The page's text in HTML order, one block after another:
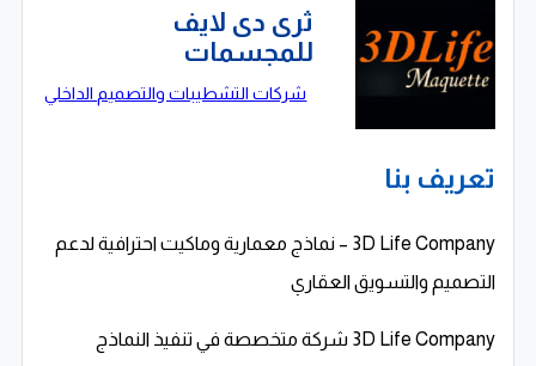
ثرى دى لايف
للمجسمات
تعريف بنا
3D Life Company – نماذج معمارية وماكيت احترافية لدعم
التصميم والتسويق العقاري
3D Life Company شركة متخصصة في تنفيذ النماذج